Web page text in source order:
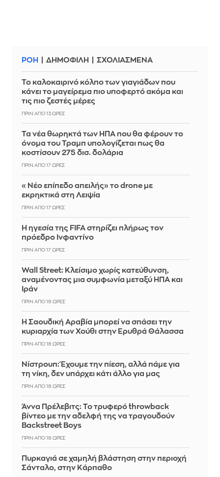
ΡΟΗ ΔΗΜΟΦΙΛΗ ΣΧΟΛΙΑΣΜΕΝΑ
Το καλοκαιρινό κόλπο των γιαγιάδων που
κάνει το μαγείρεμα πιο υποφερτό ακόμα και
τις πιο ζεστές μέρες
ΠΡΙΝ ΑΠΌ 13 ΏΡΕΣ
Τα νέα θωρηκτά των ΗΠΑ που θα φέρουν το
όνομα του Τραμπ υπολογίζεται πως θα
κοστίσουν 275 δισ. δολάρια
ΠΡΙΝ ΑΠΌ 17 ΏΡΕΣ
«Νέο επίπεδο απειλής» το drone με
εκρηκτικά στη Λειψία
ΠΡΙΝ ΑΠΌ 17 ΏΡΕΣ
Η ηγεσία της FIFA στηρίζει πλήρως τον
πρόεδρο Ινφαντίνο
ΠΡΙΝ ΑΠΌ 17 ΏΡΕΣ
Wall Street: Κλείσιμο χωρίς κατεύθυνση,
αναμένοντας μια συμφωνία μεταξύ ΗΠΑ και
Ιράν
ΠΡΙΝ ΑΠΌ 18 ΏΡΕΣ
Η Σαουδική Αραβία μπορεί να σπάσει την
κυριαρχία των Χούθι στην Ερυθρά Θάλασσα
ΠΡΙΝ ΑΠΌ 18 ΏΡΕΣ
Νίστρουπ: Έχουμε την πίεση, αλλά πάμε για
τη νίκη, δεν υπάρχει κάτι άλλο για μας
ΠΡΙΝ ΑΠΌ 18 ΏΡΕΣ
Άννα Πρέλεβιτς: Το τρυφερό throwback
βίντεο με την αδελφή της να τραγουδούν
Backstreet Boys
ΠΡΙΝ ΑΠΌ 18 ΏΡΕΣ
Πυρκαγιά σε χαμηλή βλάστηση στην περιοχή
Σάνταλο, στην Κάρπαθο